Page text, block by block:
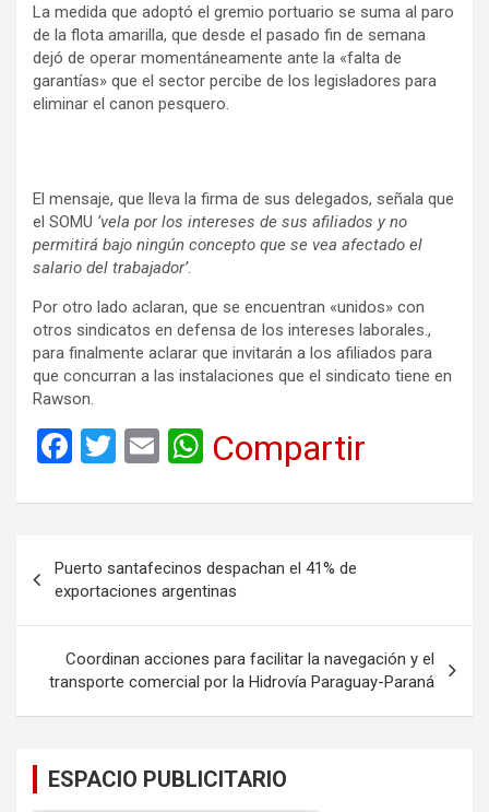
La medida que adoptó el gremio portuario se suma al paro
de la flota amarilla, que desde el pasado fin de semana
dejó de operar momentáneamente ante la «falta de
garantías» que el sector percibe de los legisladores para
eliminar el canon pesquero.
El mensaje, que lleva la firma de sus delegados, señala que
el SOMU ‘vela por los intereses de sus afiliados y no
permitirá bajo ningún concepto que se vea afectado el
salario del trabajador’.
Por otro lado aclaran, que se encuentran «unidos» con
otros sindicatos en defensa de los intereses laborales.,
para finalmente aclarar que invitarán a los afiliados para
que concurran a las instalaciones que el sindicato tiene en
Rawson.
F
ce
o
o
k
T
tt
E
ail
W
at
s
A
p
p
Compartir
de
entradas
Puerto santafecinos despachan el 41% de
exportaciones argentinas
Coordinan acciones para facilitar la navegación y el
transporte comercial por la Hidrovía Paraguay-Paraná
ESPACIO PUBLICITARIO